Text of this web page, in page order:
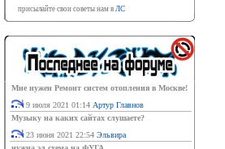
присылайте свои советы нам в ЛС
Мне нужен Ремонт систем отопления в Москве!
9 июля 2021 01:14 Артур Главнов
Музыку на каких сайтах слушаете?
23 июня 2021 22:54 Эльвира